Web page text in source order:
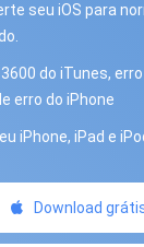
seu iOS para
do iTunes,
erro do iPhone
iPhone, iPad e
Download